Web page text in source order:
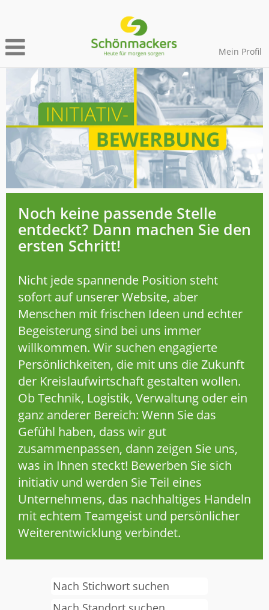
Mein Profil
Initiativbewerbung
Noch keine passende Stelle
entdeckt? Dann machen Sie den
ersten Schritt!
Nicht jede spannende Position steht
sofort auf unserer Website, aber
Menschen mit frischen Ideen und echter
Begeisterung sind bei uns immer
willkommen. Wir suchen engagierte
Persönlichkeiten, die mit uns die Zukunft
der Kreislaufwirtschaft gestalten wollen.
Ob Technik, Logistik, Verwaltung oder ein
ganz anderer Bereich: Wenn Sie das
Gefühl haben, dass wir gut
zusammenpassen, dann zeigen Sie uns,
was in Ihnen steckt! Bewerben Sie sich
initiativ und werden Sie Teil eines
Unternehmens, das nachhaltiges Handeln
mit echtem Teamgeist und persönlicher
Weiterentwicklung verbindet.